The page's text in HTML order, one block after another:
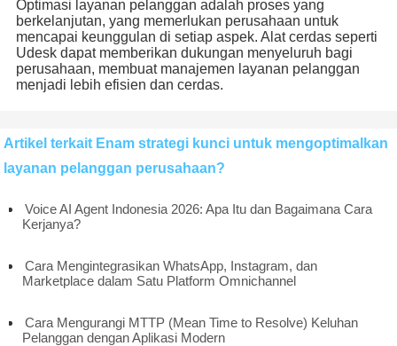
Optimasi layanan pelanggan adalah proses yang
berkelanjutan, yang memerlukan perusahaan untuk
mencapai keunggulan di setiap aspek. Alat cerdas seperti
Udesk dapat memberikan dukungan menyeluruh bagi
perusahaan, membuat manajemen layanan pelanggan
menjadi lebih efisien dan cerdas.
Artikel terkait Enam strategi kunci untuk mengoptimalkan
layanan pelanggan perusahaan?
Voice AI Agent Indonesia 2026: Apa Itu dan Bagaimana Cara
Kerjanya?
Cara Mengintegrasikan WhatsApp, Instagram, dan
Marketplace dalam Satu Platform Omnichannel
Cara Mengurangi MTTР (Mean Time to Resolve) Keluhan
Pelanggan dengan Aplikasi Modern